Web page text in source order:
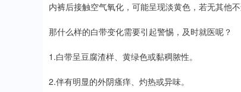
内裤后接触空气氧化，可能呈现淡黄色，若无其他
那什么样的白带变化需要引起警惕，及时就医呢？
1.白带呈豆腐渣样、黄绿色或黏稠脓性。
2.伴有明显的外阴瘙痒、灼热或异味。